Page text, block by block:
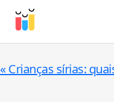
«Crianças sírias: